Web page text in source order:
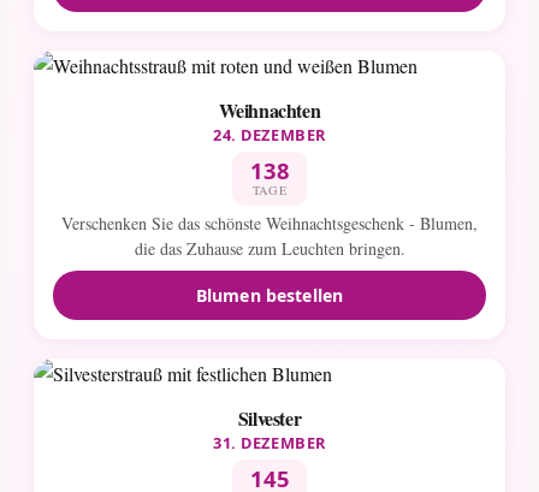
Weihnachten
24. DEZEMBER
138
TAGE
Verschenken Sie das schönste Weihnachtsgeschenk - Blumen,
die das Zuhause zum Leuchten bringen.
Blumen bestellen
Silvester
31. DEZEMBER
145